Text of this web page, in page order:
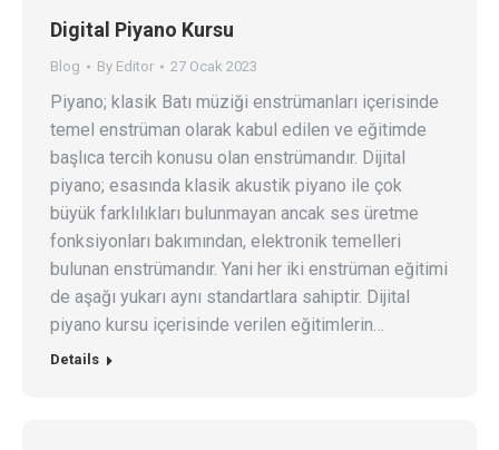
Digital Piyano Kursu
Blog By Editor 27 Ocak 2023
Piyano; klasik Batı müziği enstrümanları içerisinde
temel enstrüman olarak kabul edilen ve eğitimde
başlıca tercih konusu olan enstrümandır. Dijital
piyano; esasında klasik akustik piyano ile çok
büyük farklılıkları bulunmayan ancak ses üretme
fonksiyonları bakımından, elektronik temelleri
bulunan enstrümandır. Yani her iki enstrüman eğitimi
de aşağı yukarı aynı standartlara sahiptir. Dijital
piyano kursu içerisinde verilen eğitimlerin…
Details